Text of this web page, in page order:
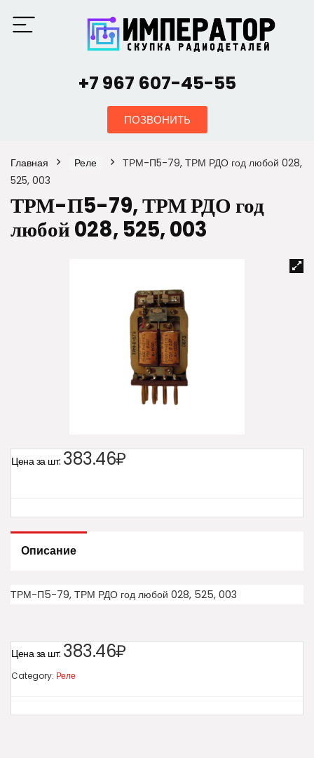
+7 967 607-45-55
ПОЗВОНИТЬ
Главная Реле
ТРМ-П5-79, ТРМ РДО год любой 028,
525, 003
ТРМ-П5-79, ТРМ РДО год
любой 028, 525, 003
Цена за шт: 383.46₽
Описание
ТРМ-П5-79, ТРМ РДО год любой 028, 525, 003
Цена за шт: 383.46₽
Category: Реле